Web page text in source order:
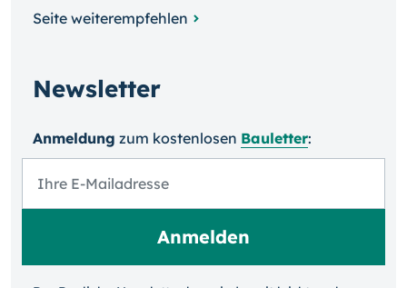
Seite weiterempfehlen
Newsletter
Anmeldung zum kosten­losen Bauletter: